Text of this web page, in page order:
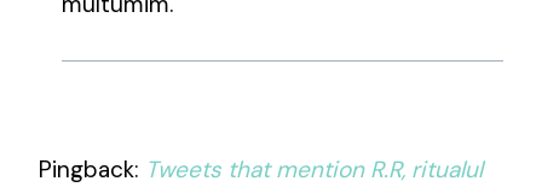
Pingback: Tweets that mention R.R, ritualul